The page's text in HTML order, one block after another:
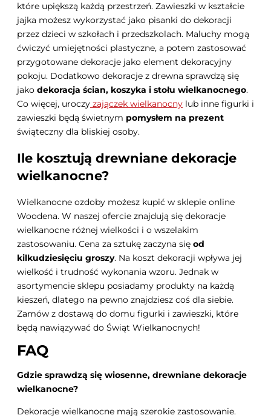
które upiększą każdą przestrzeń. Zawieszki w kształcie
jajka możesz wykorzystać jako pisanki do dekoracji
przez dzieci w szkołach i przedszkolach. Maluchy mogą
ćwiczyć umiejętności plastyczne, a potem zastosować
przygotowane dekoracje jako element dekoracyjny
pokoju. Dodatkowo dekoracje z drewna sprawdzą się
jako dekoracja ścian, koszyka i stołu wielkanocnego.
Co więcej, uroczy zajączek wielkanocny lub inne figurki i
zawieszki będą świetnym pomysłem na prezent
świąteczny dla bliskiej osoby.
Ile kosztują drewniane dekoracje
wielkanocne?
Wielkanocne ozdoby możesz kupić w sklepie online
Woodena. W naszej ofercie znajdują się dekoracje
wielkanocne różnej wielkości i o wszelakim
zastosowaniu. Cena za sztukę zaczyna się od
kilkudziesięciu groszy. Na koszt dekoracji wpływa jej
wielkość i trudność wykonania wzoru. Jednak w
asortymencie sklepu posiadamy produkty na każdą
kieszeń, dlatego na pewno znajdziesz coś dla siebie.
Zamów z dostawą do domu figurki i zawieszki, które
będą nawiązywać do Świąt Wielkanocnych!
FAQ
Gdzie sprawdzą się wiosenne, drewniane dekoracje
wielkanocne?
Dekoracje wielkanocne mają szerokie zastosowanie.